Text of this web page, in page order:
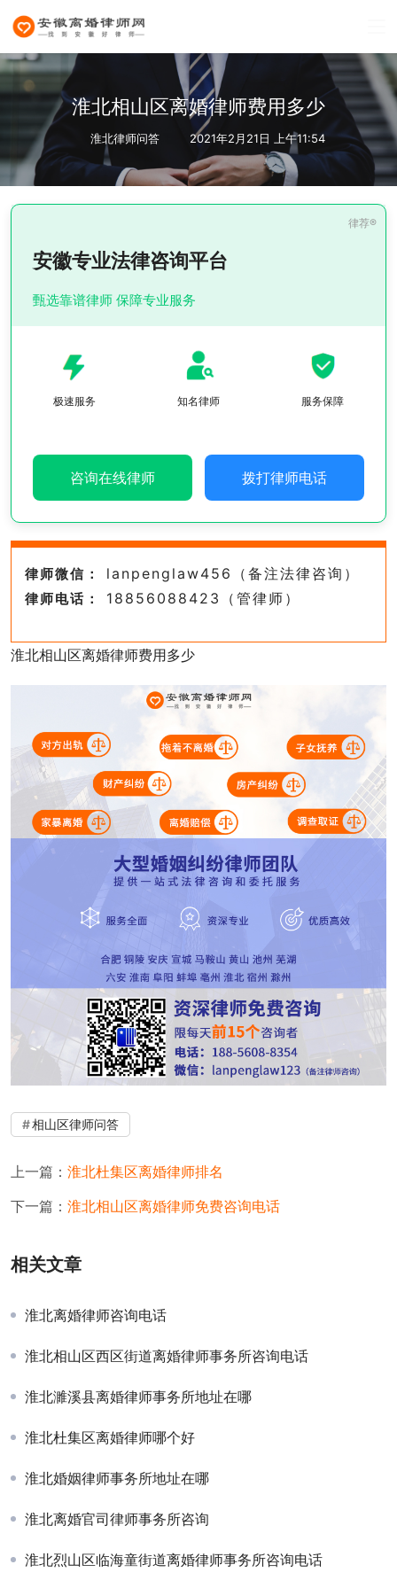
淮北相山区离婚律师费用多少
淮北律师问答 2021年2月21日 上午11:54
安徽专业法律咨询平台
甄选靠谱律师 保障专业服务
极速服务 知名律师 服务保障
咨询在线律师 拨打律师电话
律师微信： lanpenglaw456（备注法律咨询）
律师电话： 18856088423（管律师）
淮北相山区离婚律师费用多少
相山区律师问答
上一篇： 淮北杜集区离婚律师排名
下一篇： 淮北相山区离婚律师免费咨询电话
相关文章
淮北离婚律师咨询电话
淮北相山区西区街道离婚律师事务所咨询电话
淮北濉溪县离婚律师事务所地址在哪
淮北杜集区离婚律师哪个好
淮北婚姻律师事务所地址在哪
淮北离婚官司律师事务所咨询
淮北烈山区临海童街道离婚律师事务所咨询电话